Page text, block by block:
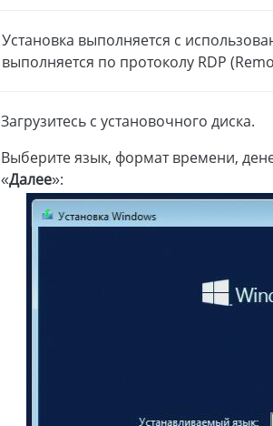
Установка выполняется с
выполняется по протоколу RDP
Загрузитесь с установочного диска.
Выберите язык, формат времени,
«Далее»: